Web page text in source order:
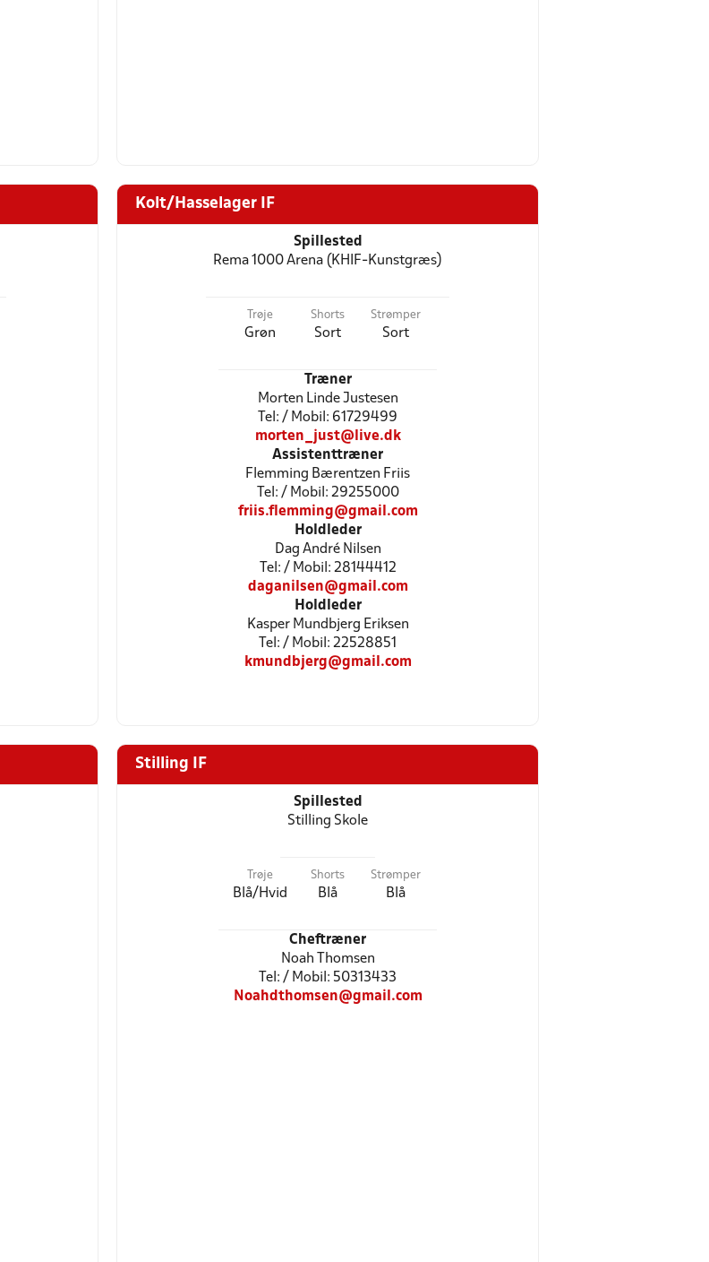
Kolt/Hasselager IF
Spillested
Rema 1000 Arena (KHIF-Kunstgræs)
Trøje
Grøn
Shorts
Sort
Strømper
Sort
Træner
Morten Linde Justesen
Tel: / Mobil: 61729499
morten_just@live.dk
Assistenttræner
Flemming Bærentzen Friis
Tel: / Mobil: 29255000
friis.flemming@gmail.com
Holdleder
Dag André Nilsen
Tel: / Mobil: 28144412
daganilsen@gmail.com
Holdleder
Kasper Mundbjerg Eriksen
Tel: / Mobil: 22528851
kmundbjerg@gmail.com
Stilling IF
Spillested
Stilling Skole
Trøje
Blå/Hvid
Shorts
Blå
Strømper
Blå
Cheftræner
Noah Thomsen
Tel: / Mobil: 50313433
Noahdthomsen@gmail.com